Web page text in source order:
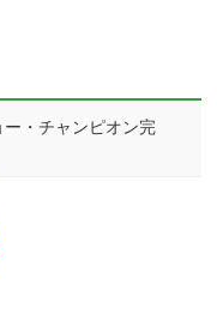
・チャンピオン完